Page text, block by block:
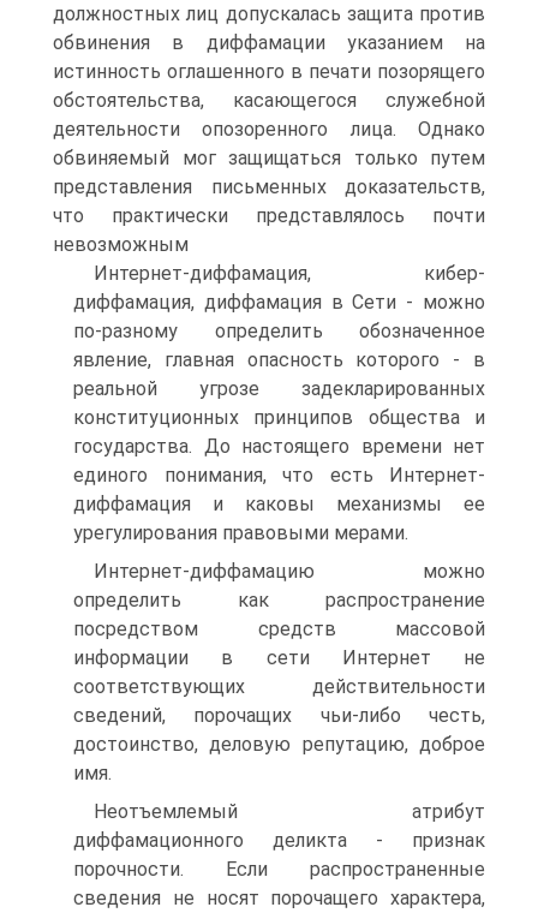
должностных лиц допускалась защита против
обвинения в диффамации указанием на
истинность оглашенного в печати позорящего
обстоятельства, касающегося служебной
деятельности опозоренного лица. Однако
обвиняемый мог защищаться только путем
представления письменных доказательств,
что практически представлялось почти
невозможным
Интернет-диффамация, кибер-
диффамация, диффамация в Сети - можно
по-разному определить обозначенное
явление, главная опасность которого - в
реальной угрозе задекларированных
конституционных принципов общества и
государства. До настоящего времени нет
единого понимания, что есть Интернет-
диффамация и каковы механизмы ее
урегулирования правовыми мерами.
Интернет-диффамацию можно
определить как распространение
посредством средств массовой
информации в сети Интернет не
соответствующих действительности
сведений, порочащих чьи-либо честь,
достоинство, деловую репутацию, доброе
имя.
Неотъемлемый атрибут
диффамационного деликта - признак
порочности. Если распространенные
сведения не носят порочащего характера,